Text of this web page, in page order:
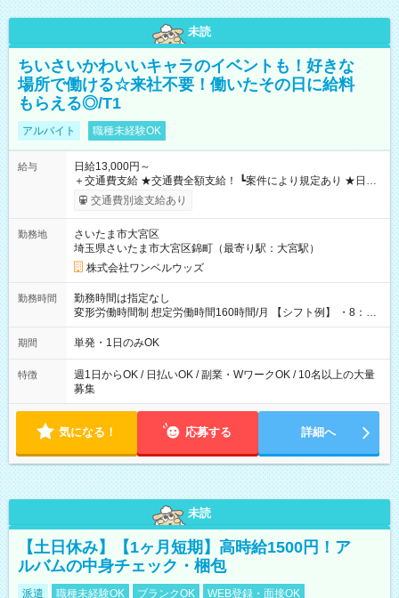
未読
ちいさいかわいいキャラのイベントも！好きな
場所で働ける☆来社不要！働いたその日に給料
もらえる◎/T1
アルバイト 職種未経験OK
給与
日給13,000円～
＋交通費支給 ★交通費全額支給！ ┗案件により規定あり ★日払
いOK！（規定あり） ┗働いたその日に現金GET♪ お仕事後はコ
ンビニATMから 日払い分を引き落とせます！ 【試用期間】試
交通費別途支給あり
勤務地
さいたま市大宮区
埼玉県さいたま市大宮区錦町（最寄り駅：大宮駅）
株式会社ワンベルウッズ
勤務時間
勤務時間は指定なし
変形労働時間制 想定労働時間160時間/月 【シフト例】 ・8：00
～21：00
期間 単発・1日のみOK
特徴
週1日からOK / 日払いOK / 副業・WワークOK / 10名以上の大量
募集
気になる！ 応募する 詳細へ
未読
【土日休み】【1ヶ月短期】高時給1500円！ア
ルバムの中身チェック・梱包
派遣 職種未経験OK ブランクOK WEB登録・面接OK